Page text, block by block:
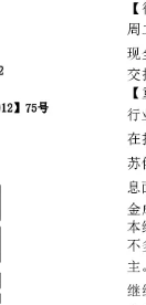
球经济暂未受到
刷新高位，VIX
国内经济基本面数
来仍需关注。风
本面修复为主，
信 【交易策略】
期来看，股指或
方面，IM远端贴
寸继续关注平仓
，持有远端期货
压力3050-3070，
图目录 图1：收盘